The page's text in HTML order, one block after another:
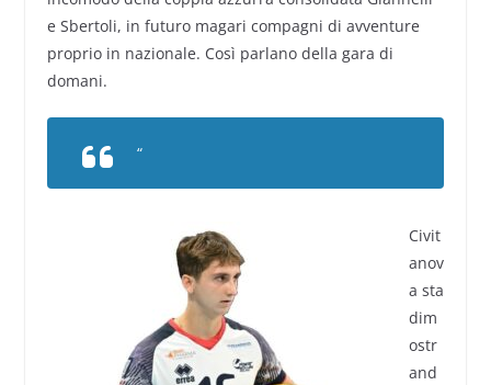
e Sbertoli, in futuro magari compagni di avventure
proprio in nazionale. Così parlano della gara di
domani.
“
Civit
anov
a sta
dim
ostr
and